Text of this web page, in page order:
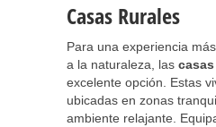
Casas Rurales
Para una experiencia
a la naturaleza, las
excelente opción. Estas
ubicadas en zonas
ambiente relajante.